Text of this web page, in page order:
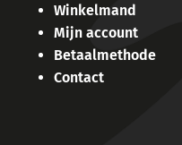
Winkelmand
Mijn account
Betaalmethode
Contact